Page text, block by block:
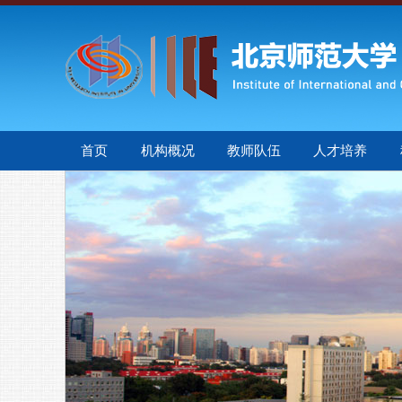
首页 机构概况 教师队伍 人才培养